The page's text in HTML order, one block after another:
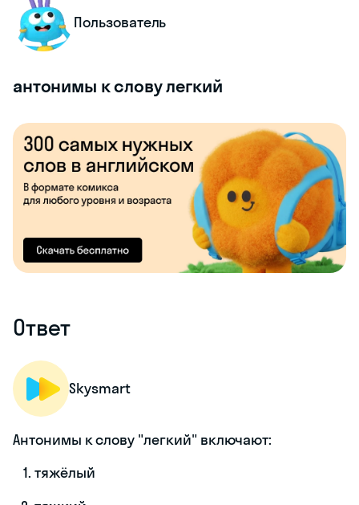
Пользователь
антонимы к слову легкий
Ответ
Skysmart
Антонимы к слову "легкий" включают:
тяжёлый